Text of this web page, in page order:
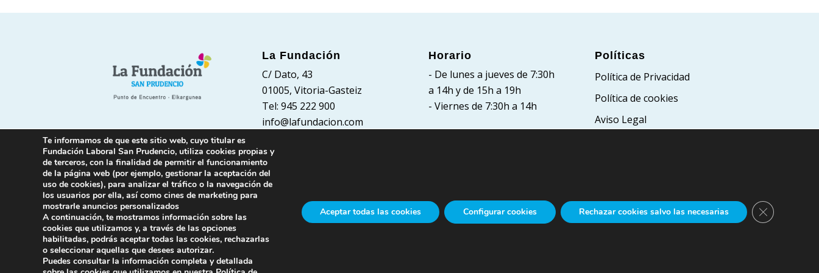
La Fundación
C/ Dato, 43
01005, Vitoria-Gasteiz
Tel: 945 222 900
info@lafundacion.com
Horario
- De lunes a jueves de 7:30h
a 14h y de 15h a 19h
- Viernes de 7:30h a 14h
Políticas
Política de Privacidad
Política de cookies
Aviso Legal
Te informamos de que este sitio web, cuyo titular es
Fundación Laboral San Prudencio, utiliza cookies propias y
de terceros, con la finalidad de permitir el funcionamiento
de la página web (por ejemplo, gestionar la aceptación del
uso de cookies), para analizar el tráfico o la navegación de
los usuarios por ella, así como cines de marketing para
mostrarle anuncios personalizados
A continuación, te mostramos información sobre las
cookies que utilizamos y, a través de las opciones
habilitadas, podrás aceptar todas las cookies, rechazarlas
o seleccionar aquellas que desees autorizar.
Puedes consultar la información completa y detallada
Aceptar todas las cookies Rechazar cookies salvo las necesarias
Configurar cookies Cerrar el